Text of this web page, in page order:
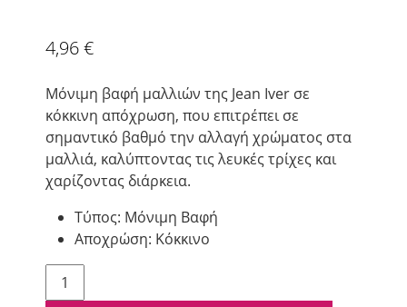
4,96€
Μόνιμη βαφή μαλλιών της Jean Iver σε
κόκκινη απόχρωση, που επιτρέπει σε
σημαντικό βαθμό την αλλαγή χρώματος στα
μαλλιά, καλύπτοντας τις λευκές τρίχες και
χαρίζοντας διάρκεια.
Τύπος: Μόνιμη Βαφή
Αποχρώση: Κόκκινο
Jean
Iver